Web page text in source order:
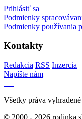
Prihlásiť sa
Podmienky
Podmienky používania
Kontakty
Redakcia RSS Inzercia
Napíšte nám
Všetky práva vyhradené
© 2000 - 2026